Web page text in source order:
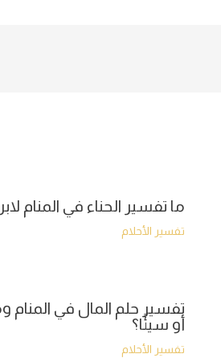
ما تفسير الحناء في المنام
تفسير الأحلام
تفسير حلم المال في المنام
أو سيئًا؟
تفسير الأحلام